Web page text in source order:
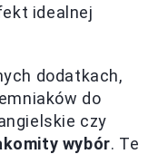
idealnej
dodatkach,
do
czy
wybór. Te